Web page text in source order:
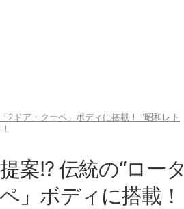
2ドア・クーペ」ボディに搭載！ “昭和レト
案!? 伝統の“ロータ
」ボディに搭載！